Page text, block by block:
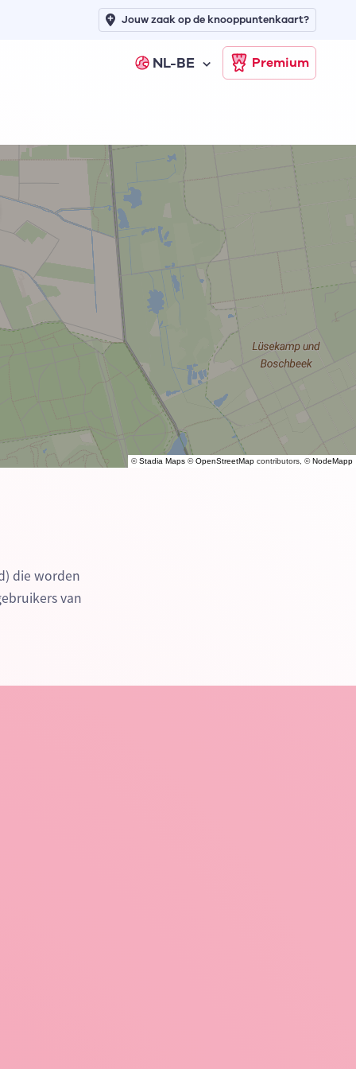
NL-BE Premium
Jouw zaak op de knooppuntenkaart?
©Stadia Maps ©OpenStreetMap contributors, ©NodeMapp
die worden
van